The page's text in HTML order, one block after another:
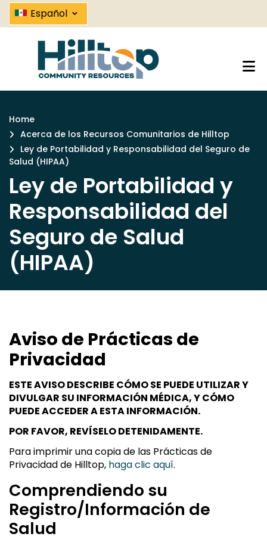
Ley de Portabilidad y
Skip
content
Español ⌄
Breadcrumb
Home
Acerca de los Recursos Comunitarios de Hilltop
Ley de Portabilidad y Responsabilidad del Seguro de
Salud (HIPAA)
Ley de Portabilidad y
Responsabilidad del
Seguro de Salud
(HIPAA)
Aviso de Prácticas de
Privacidad
ESTE AVISO DESCRIBE CÓMO SE PUEDE UTILIZAR Y
DIVULGAR SU INFORMACIÓN MÉDICA, Y CÓMO
PUEDE ACCEDER A ESTA INFORMACIÓN.
POR FAVOR, REVÍSELO DETENIDAMENTE.
Para imprimir una copia de las Prácticas de
Privacidad de Hilltop, haga clic aquí.
Comprendiendo su
Registro/Información de
Salud